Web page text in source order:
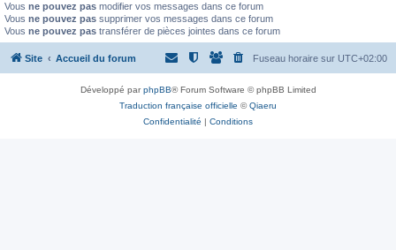
Vous ne pouvez pas modifier vos messages dans ce forum
Vous ne pouvez pas supprimer vos messages dans ce forum
Vous ne pouvez pas transférer de pièces jointes dans ce forum
Site Accueil du forum Fuseau horaire sur UTC+02:00
Développé parphpBB® Forum Software © phpBB Limited
Traduction française officielle ©Qiaeru
Confidentialité | Conditions